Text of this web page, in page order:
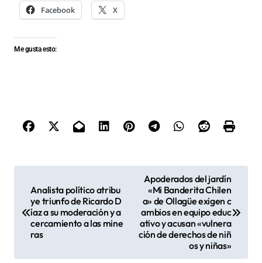
Facebook X
Me gusta esto:
Analista político atribu
ye triunfo de Ricardo D
íaz a su moderación y a
cercamiento a las mine
ras
Apoderados del jardín
«Mi Banderita Chilen
a» de Ollagüe exigen c
ambios en equipo educ
ativo y acusan «vulnera
ción de derechos de niñ
os y niñas»